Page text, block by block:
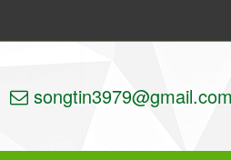
songtin3979@gmail.com